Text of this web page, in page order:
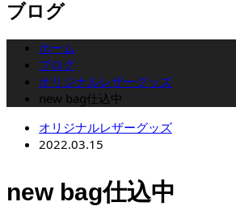
ブログ
ホーム
ブログ
オリジナルレザーグッズ
new bag仕込中
オリジナルレザーグッズ
2022.03.15
new bag仕込中